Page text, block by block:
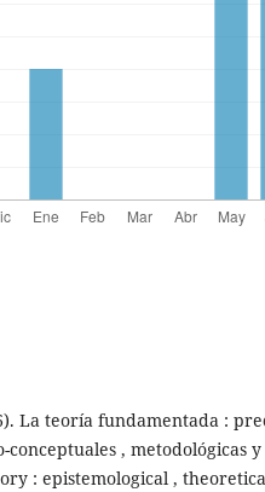
La teoría fundamentada :
conceptuales , metodológicas
: epistemological ,